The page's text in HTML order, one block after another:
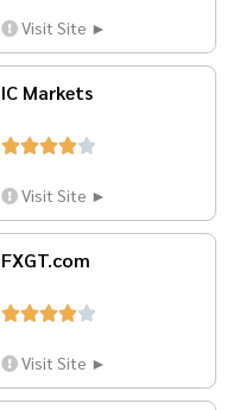
Visit Site ►
IC Markets

Visit Site ►
FXGT.com

Visit Site ►